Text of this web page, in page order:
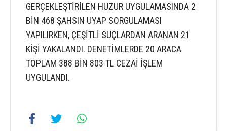
GERÇEKLEŞTİRİLEN HUZUR UYGULAMASINDA 2
BİN 468 ŞAHSIN UYAP SORGULAMASI
YAPILIRKEN, ÇEŞİTLİ SUÇLARDAN ARANAN 21
KİŞİ YAKALANDI. DENETİMLERDE 20 ARACA
TOPLAM 388 BİN 803 TL CEZAİ İŞLEM
UYGULANDI.